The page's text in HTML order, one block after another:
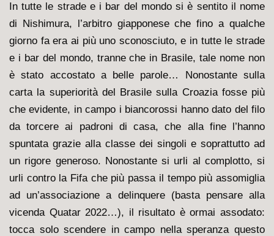
In tutte le strade e i bar del mondo si è sentito il nome
di Nishimura, l’arbitro giapponese che fino a qualche
giorno fa era ai più uno sconosciuto, e in tutte le strade
e i bar del mondo, tranne che in Brasile, tale nome non
è stato accostato a belle parole… Nonostante sulla
carta la superiorità del Brasile sulla Croazia fosse più
che evidente, in campo i biancorossi hanno dato del filo
da torcere ai padroni di casa, che alla fine l’hanno
spuntata grazie alla classe dei singoli e soprattutto ad
un rigore generoso. Nonostante si urli al complotto, si
urli contro la Fifa che più passa il tempo più assomiglia
ad un’associazione a delinquere (basta pensare alla
vicenda Quatar 2022…), il risultato è ormai assodato:
tocca solo scendere in campo nella speranza questo